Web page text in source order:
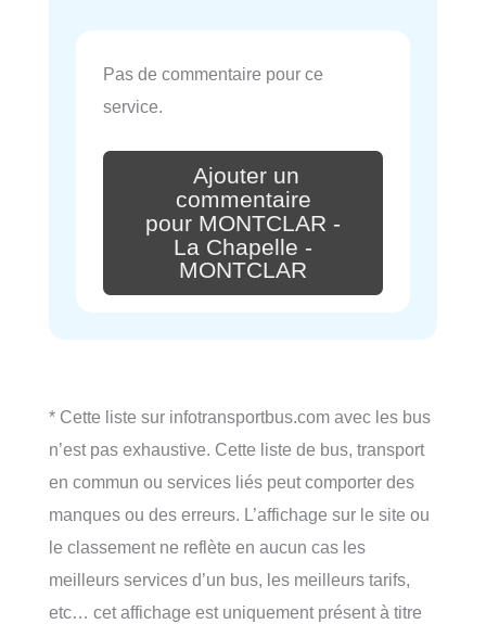
Pas de commentaire pour ce
service.
Ajouter un
commentaire
pour MONTCLAR -
La Chapelle -
MONTCLAR
* Cette liste sur infotransportbus.com avec les bus
n’est pas exhaustive. Cette liste de bus, transport
en commun ou services liés peut comporter des
manques ou des erreurs. L’affichage sur le site ou
le classement ne reflète en aucun cas les
meilleurs services d’un bus, les meilleurs tarifs,
etc… cet affichage est uniquement présent à titre